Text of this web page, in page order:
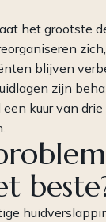
het grootste
blijven
zijn
kuur van